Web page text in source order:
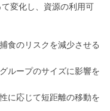
変化し、資源の利用可
食のリスクを減少させる
ループのサイズに影響を
に応じて短距離の移動を